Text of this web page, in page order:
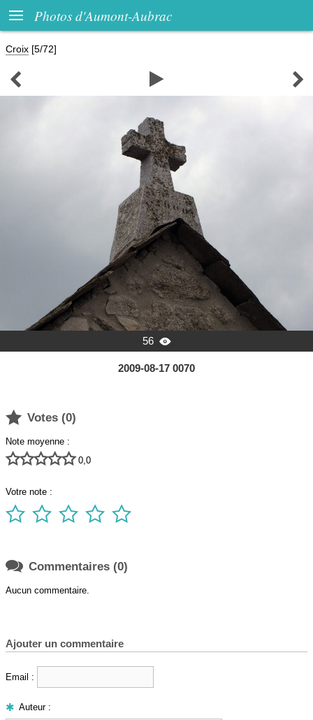
 Photos d'Aumont-Aubrac
Croix [5/72]
  
56 
2009-08-17 0070
 Votes (0)
Note moyenne :
 0,0
Votre note :
    
 Commentaires (0)
Aucun commentaire.
Ajouter un commentaire
Email :
Auteur :